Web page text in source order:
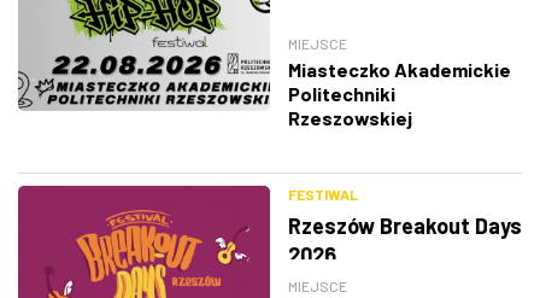
MIEJSCE
Miasteczko Akademickie
Politechniki
Rzeszowskiej
FESTIWAL
Rzeszów Breakout Days
2026
MIEJSCE